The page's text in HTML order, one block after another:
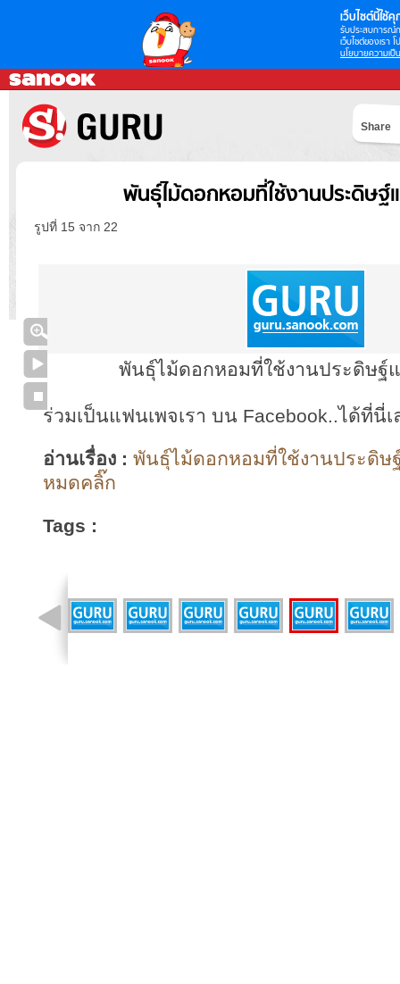
เว็บไซต์นี้ใช้คุ
รับประสบการณ์
เว็บไซต์ของเรา
นโยบายความเป็
Share
พันธุ์ไม้ดอกหอมที่ใช้งานประดิษฐ์
รูปที่ 15 จาก 22
พันธุ์ไม้ดอกหอมที่ใช้งานประดิษฐ์
ร่วมเป็นแฟนเพจเรา บน Facebook..ได้ที่นี่เ
อ่านเรื่อง : พันธุ์ไม้ดอกหอมที่ใช้งานประดิษ
หมดคลิ๊ก
Tags :